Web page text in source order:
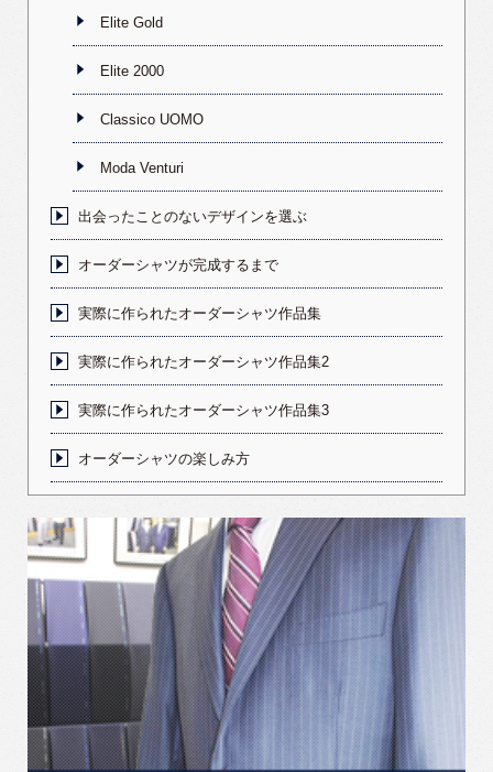
Elite Gold
Elite 2000
Classico UOMO
Moda Venturi
出会ったことのないデザインを選ぶ
オーダーシャツが完成するまで
実際に作られたオーダーシャツ作品集
実際に作られたオーダーシャツ作品集2
実際に作られたオーダーシャツ作品集3
オーダーシャツの楽しみ方